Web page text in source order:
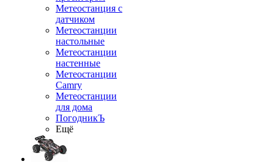
Метеостанция с
датчиком
Метеостанции
настольные
Метеостанции
настенные
Метеостанции
Camry
Метеостанции
для дома
ПогодникЪ
Ещё